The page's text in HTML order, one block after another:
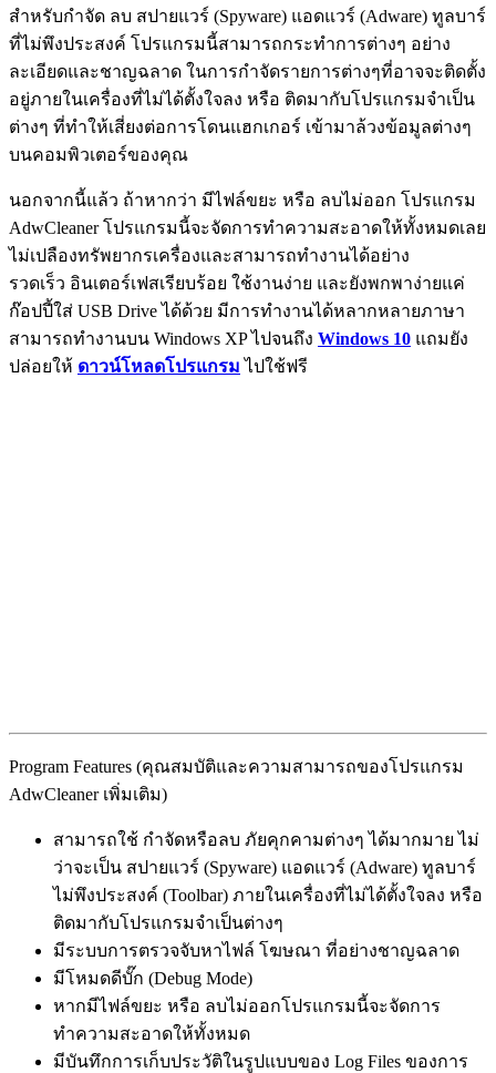
สำหรับกำจัด ลบ สปายแวร์ (Spyware) แอดแวร์ (Adware) ทูลบาร์
ที่ไม่พึงประสงค์ โปรแกรมนี้สามารถกระทำการต่างๆ อย่าง
ละเอียดและชาญฉลาด ในการกำจัดรายการต่างๆที่อาจจะติดตั้ง
อยู่ภายในเครื่องที่ไม่ได้ตั้งใจลง หรือ ติดมากับโปรแกรมจำเป็น
ต่างๆ ที่ทำให้เสี่ยงต่อการโดนแฮกเกอร์ เข้ามาล้วงข้อมูลต่างๆ
บนคอมพิวเตอร์ของคุณ
นอกจากนี้แล้ว ถ้าหากว่า มีไฟล์ขยะ หรือ ลบไม่ออก โปรแกรม
AdwCleaner โปรแกรมนี้จะจัดการทำความสะอาดให้ทั้งหมดเลย
ไม่เปลืองทรัพยากรเครื่องและสามารถทำงานได้อย่าง
รวดเร็ว อินเตอร์เฟสเรียบร้อย ใช้งานง่าย และยังพกพาง่ายแค่
ก๊อปปี้ใส่ USB Drive ได้ด้วย มีการทำงานได้หลากหลายภาษา
สามารถทำงานบน Windows XP ไปจนถึง Windows 10 แถมยัง
ปล่อยให้ ดาวน์โหลดโปรแกรม ไปใช้ฟรี
Program Features (คุณสมบัติและความสามารถของโปรแกรม
AdwCleaner เพิ่มเติม)
สามารถใช้ กำจัดหรือลบ ภัยคุกคามต่างๆ ได้มากมาย ไม่
ว่าจะเป็น สปายแวร์ (Spyware) แอดแวร์ (Adware) ทูลบาร์
ไม่พึงประสงค์ (Toolbar) ภายในเครื่องที่ไม่ได้ตั้งใจลง หรือ
ติดมากับโปรแกรมจำเป็นต่างๆ
มีระบบการตรวจจับหาไฟล์ โฆษณา ที่อย่างชาญฉลาด
มีโหมดดีบั๊ก (Debug Mode)
หากมีไฟล์ขยะ หรือ ลบไม่ออกโปรแกรมนี้จะจัดการ
ทำความสะอาดให้ทั้งหมด
มีบันทึกการเก็บประวัติในรูปแบบของ Log Files ของการ